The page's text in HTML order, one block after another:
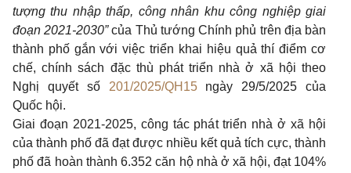
tượng thu nhập thấp, công nhân khu công nghiệp giai
đoạn 2021-2030”của Thủ tướng Chính phủ trên địa bàn
thành phố gắn với việc triển khai hiệu quả thí điểm cơ
chế, chính sách đặc thù phát triển nhà ở xã hội theo
Nghị quyết số 201/2025/QH15ngày 29/5/2025 của
Quốc hội.
Giai đoạn 2021-2025, công tác phát triển nhà ở xã hội
của thành phố đã đạt được nhiều kết quả tích cực, thành
phố đã hoàn thành 6.352 căn hộ nhà ở xã hội, đạt 104%